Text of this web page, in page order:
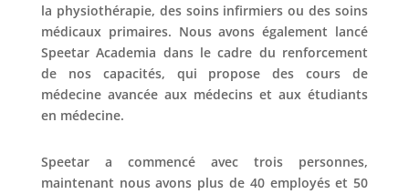
la physiothérapie, des soins infirmiers ou des soins
médicaux primaires. Nous avons également lancé
Speetar Academia dans le cadre du renforcement
de nos capacités, qui propose des cours de
médecine avancée aux médecins et aux étudiants
en médecine.
Speetar a commencé avec trois personnes,
maintenant nous avons plus de 40 employés et 50